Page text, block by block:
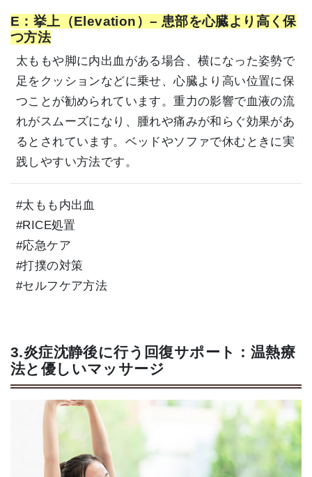
E：挙上（Elevation）– 患部を心臓より高く保
つ方法
太ももや脚に内出血がある場合、横になった姿勢で
足をクッションなどに乗せ、心臓より高い位置に保
つことが勧められています。重力の影響で血液の流
れがスムーズになり、腫れや痛みが和らぐ効果があ
るとされています。ベッドやソファで休むときに実
践しやすい方法です。
#太もも内出血
#RICE処置
#応急ケア
#打撲の対策
#セルフケア方法
3.炎症沈静後に行う回復サポート：温熱療
法と優しいマッサージ